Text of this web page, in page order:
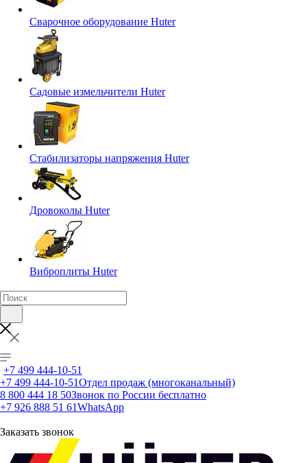
Сварочное оборудование Huter
Садовые измельчители Huter
Стабилизаторы напряжения Huter
Дровоколы Huter
Виброплиты Huter
+7 499 444-10-51
+7 499 444-10-51Отдел продаж (многоканальный)
8 800 444 18 50Звонок по России бесплатно
+7 926 888 51 61WhatsApp
Заказать звонок